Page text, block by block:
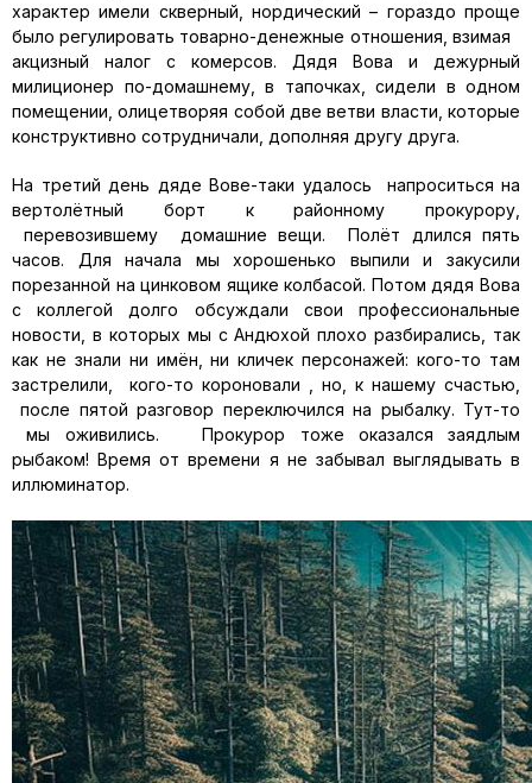
характер имели скверный, нордический – гораздо проще
было регулировать товарно-денежные отношения, взимая
акцизный налог с комерсов. Дядя Вова и дежурный
милиционер по-домашнему, в тапочках, сидели в одном
помещении, олицетворяя собой две ветви власти, которые
конструктивно сотрудничали, дополняя другу друга.
На третий день дяде Вове-таки удалось напроситься на
вертолётный борт к районному прокурору,
перевозившему домашние вещи. Полёт длился пять
часов. Для начала мы хорошенько выпили и закусили
порезанной на цинковом ящике колбасой. Потом дядя Вова
с коллегой долго обсуждали свои профессиональные
новости, в которых мы с Андюхой плохо разбирались, так
как не знали ни имён, ни кличек персонажей: кого-то там
застрелили, кого-то короновали , но, к нашему счастью,
после пятой разговор переключился на рыбалку. Тут-то
мы оживились. Прокурор тоже оказался заядлым
рыбаком! Время от времени я не забывал выглядывать в
иллюминатор.